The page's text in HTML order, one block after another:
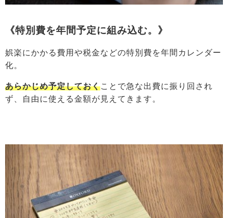
《特別費を年間予定に組み込む。》
娯楽にかかる費用や税金などの特別費を年間カレンダー
化。
あらかじめ予定しておくことで急な出費に振り回され
ず、自由に使える金額が見えてきます。